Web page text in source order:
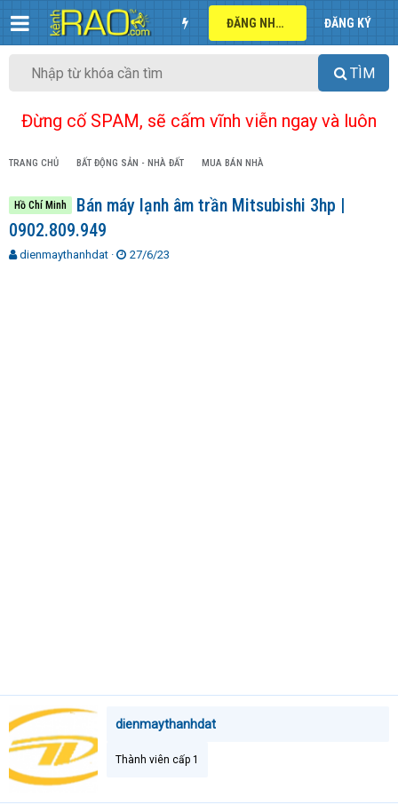
ĐĂNG NHẬP ĐĂNG KÝ
TÌM
Đừng cố SPAM, sẽ cấm vĩnh viễn ngay và luôn
TRANG CHỦ BẤT ĐỘNG SẢN - NHÀ ĐẤT MUA BÁN NHÀ
Hồ Chí Minh
Bán máy lạnh âm trần Mitsubishi 3hp |
0902.809.949
T
dienmaythanhdat
N
27/6/23
dienmaythanhdat
Thành viên cấp 1